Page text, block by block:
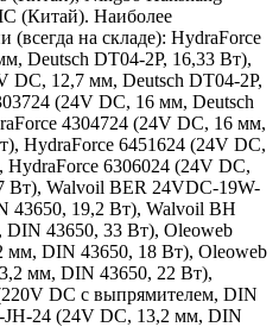
(Китай). Наиболее
(всегда на складе): HydraForce
Deutsch DT04-2P, 16,33 Вт),
DC, 12,7 мм, Deutsch DT04-2P,
(24V DC, 16 мм, Deutsch
4304724 (24V DC, 16 мм,
HydraForce 6451624 (24V DC,
6306024 (24V DC,
Вт), Walvoil BER 24VDC-19W-
43650, 19,2 Вт), Walvoil BH
43650, 33 Вт), Oleoweb
мм, DIN 43650, 18 Вт), Oleoweb
мм, DIN 43650, 22 Вт),
DC с выпрямителем, DIN
JH-24 (24V DC, 13,2 мм, DIN